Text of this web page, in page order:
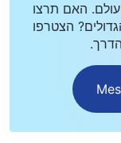
האם תרצו
הצטרפו